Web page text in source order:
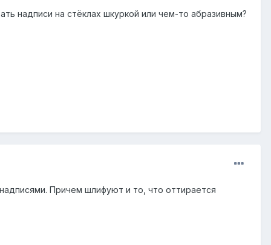
надписи на стёклах шкуркой или чем-то абразивным?
Причем шлифуют и то, что оттирается